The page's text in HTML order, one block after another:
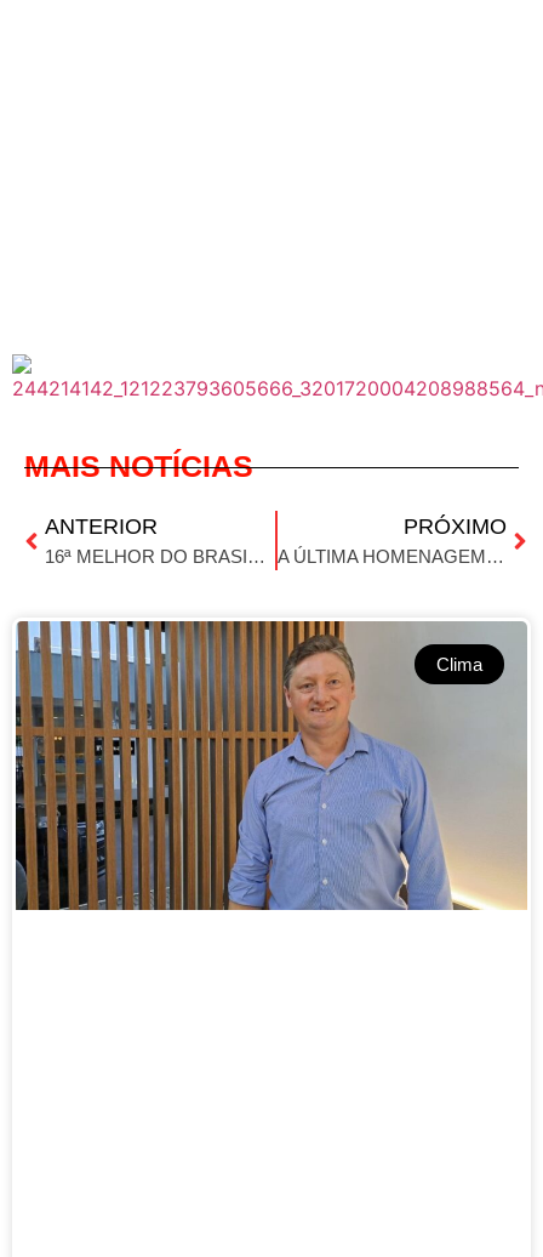
MAIS NOTÍCIAS
ANTERIOR
16ª MELHOR DO BRASIL: ALTO ALEGRE CELEBRA IMPORTANTE RECONHECIMENTO
PRÓXIMO
A ÚLTIMA HOMENAGEM: GAITEIRO MORRE DURANTE DESPEDIDA DE UM AMIGO
Clima